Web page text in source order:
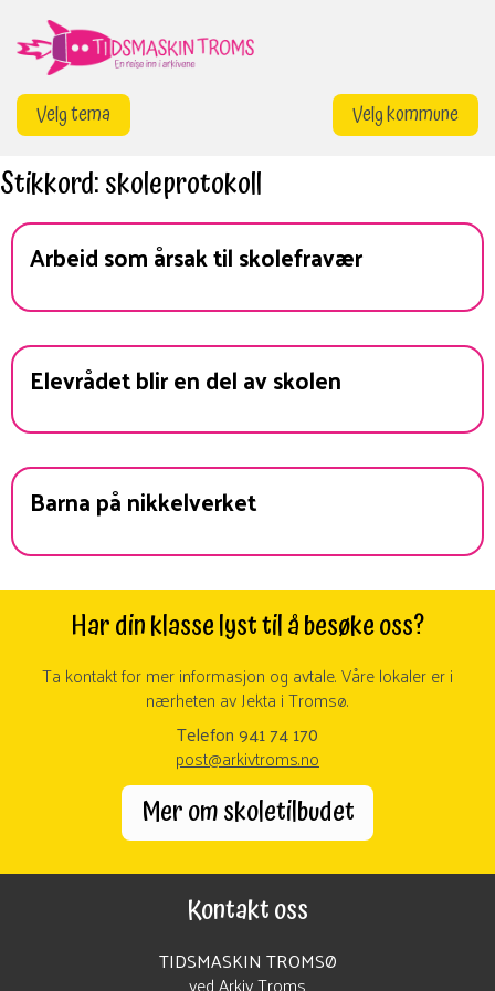
innhold
Velg tema Velg kommune
Stikkord:skoleprotokoll
Arbeid som årsak til skolefravær
Elevrådet blir en del av skolen
Barna på nikkelverket
Har din klasse lyst til å besøke oss?
Ta kontakt for mer informasjon og avtale. Våre lokaler er i
nærheten av Jekta i Tromsø.
Telefon 941 74 170
post@arkivtroms.no
Mer om skoletilbudet
Kontakt oss
TIDSMASKIN TROMSØ
ved Arkiv Troms